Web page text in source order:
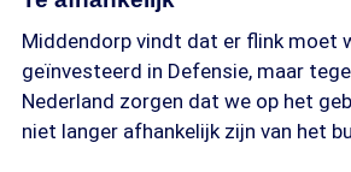
Middendorp vindt dat er flink moet
geïnvesteerd in Defensie, maar
Nederland zorgen dat we op het
niet langer afhankelijk zijn van het